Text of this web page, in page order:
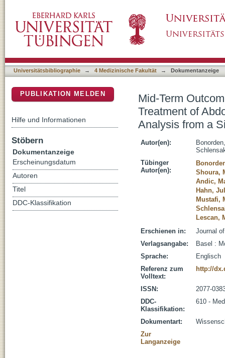
Aortoiliac Aneurysms: A Retrospective
Universitätsbibliographie → 4 Medizinische Fakultät → Dokumentanzeige
Mid-Term
Treatment of
Analysis from a
Autor(en):
Tübinger
Autor(en):
Shoura,
Andic,
Hahn,
Mustafi,
Lescan,
Erschienen in:
Journal
Verlagsangabe:
Basel :
Sprache:
Englisch
Referenz zum
Volltext:
http://
ISSN:
2077-
DDC-
Klassifikation:
610 -
Dokumentart:
Zur
Langanzeige
PUBLIKATION MELDEN
Hilfe und Informationen
Stöbern
Dokumentanzeige
Erscheinungsdatum
Autoren
Titel
DDC-Klassifikation